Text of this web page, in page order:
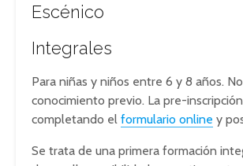
Escénico
Integrales
Para niñas y niños entre 6 y 8 años.
conocimiento previo. La pre-
completando el formulario online y
Se trata de una primera formación